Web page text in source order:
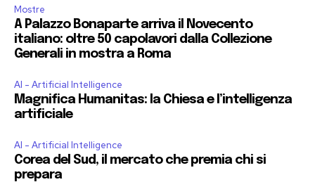
Mostre
A Palazzo Bonaparte arriva il Novecento
italiano: oltre 50 capolavori dalla Collezione
Generali in mostra a Roma
AI - Artificial Intelligence
Magnifica Humanitas: la Chiesa e l’intelligenza
artificiale
AI - Artificial Intelligence
Corea del Sud, il mercato che premia chi si
prepara